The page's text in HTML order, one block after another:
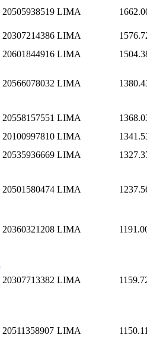
20505938519 LIMA
20307214386 LIMA
20601844916 LIMA
20566078032 LIMA
20558157551 LIMA
20100997810 LIMA
20535936669 LIMA
20501580474 LIMA
20360321208 LIMA
20307713382 LIMA
20511358907 LIMA